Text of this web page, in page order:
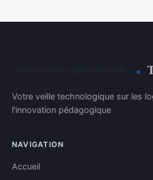
Votre veille technologique sur les
l'innovation pédagogique
NAVIGATION
Accueil